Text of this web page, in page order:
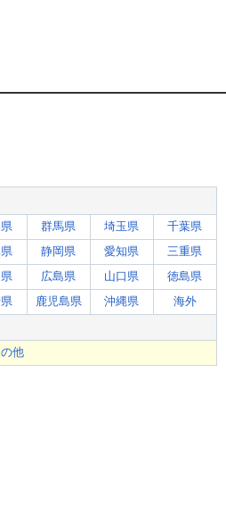
群馬県 埼玉県
千葉県
静岡県 愛知県
三重県
広島県 山口県
徳島県
鹿児島県 沖縄県 海外
他